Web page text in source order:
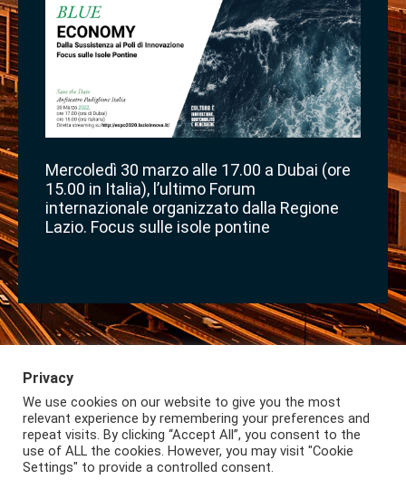
Mercoledì 30 marzo alle 17.00 a Dubai (ore
15.00 in Italia), l’ultimo Forum
internazionale organizzato dalla Regione
Lazio. Focus sulle isole pontine
Iscriviti alla Newsletter Privacy Lazio International
Privacy
We use cookies on our website to give you the most
relevant experience by remembering your preferences and
repeat visits. By clicking “Accept All”, you consent to the
use of ALL the cookies. However, you may visit "Cookie
Settings" to provide a controlled consent.